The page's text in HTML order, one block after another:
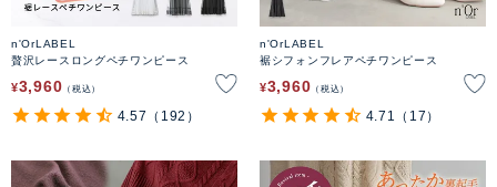
n'OrLABEL
贅沢レースロングペチワンピース
¥3,960 税込
4.57 （192）
n'OrLABEL
裾シフォンフレアペチワンピース
¥3,960 税込
4.71 （17）